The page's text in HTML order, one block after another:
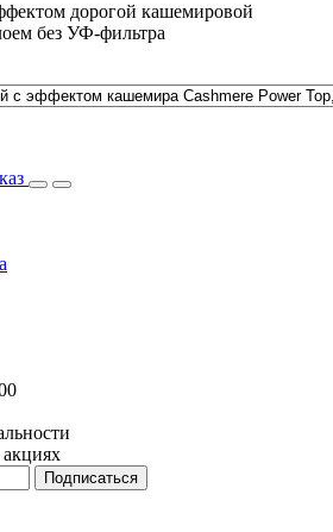
дорогой кашемировой
без УФ-фильтра
Подписаться